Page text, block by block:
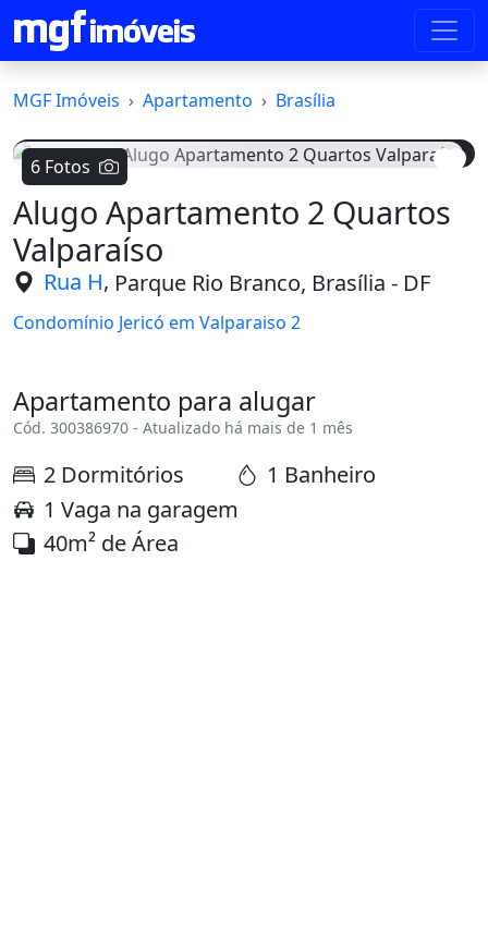
MGF Imóveis Apartamento Brasília
6 Fotos
Voltar
Alugo Apartamento 2 Quartos
Valparaíso
Rua H, Parque Rio Branco, Brasília - DF
Condomínio Jericó em Valparaiso 2
Apartamento para alugar
Cód. 300386970 - Atualizado há mais de 1 mês
2 Dormitórios
1 Banheiro
1 Vaga na garagem
40m² de Área